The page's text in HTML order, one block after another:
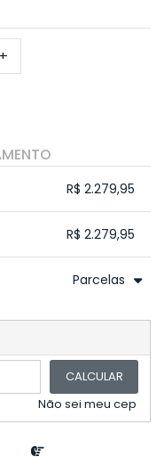
+
R$ 2.279,95
R$ 2.279,95
Parcelas
.
.
CALCULAR
Não sei meu cep